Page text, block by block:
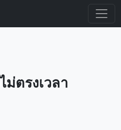
ตรงเวลา